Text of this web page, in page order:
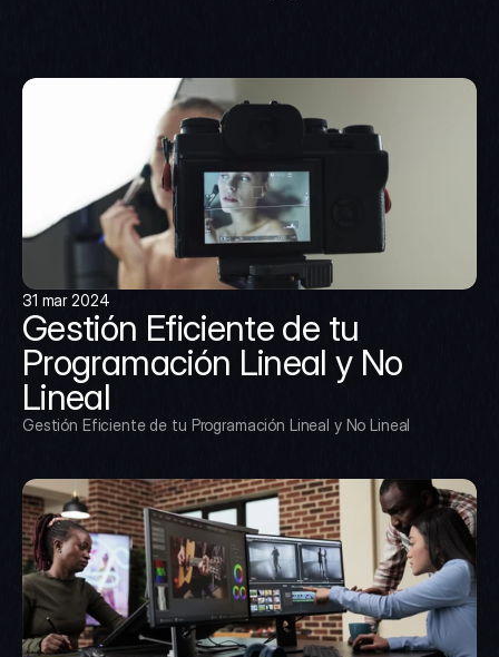
31 mar 2024
Gestión Eficiente de tu
Programación Lineal y No
Lineal
Gestión Eficiente de tu Programación Lineal y No Lineal